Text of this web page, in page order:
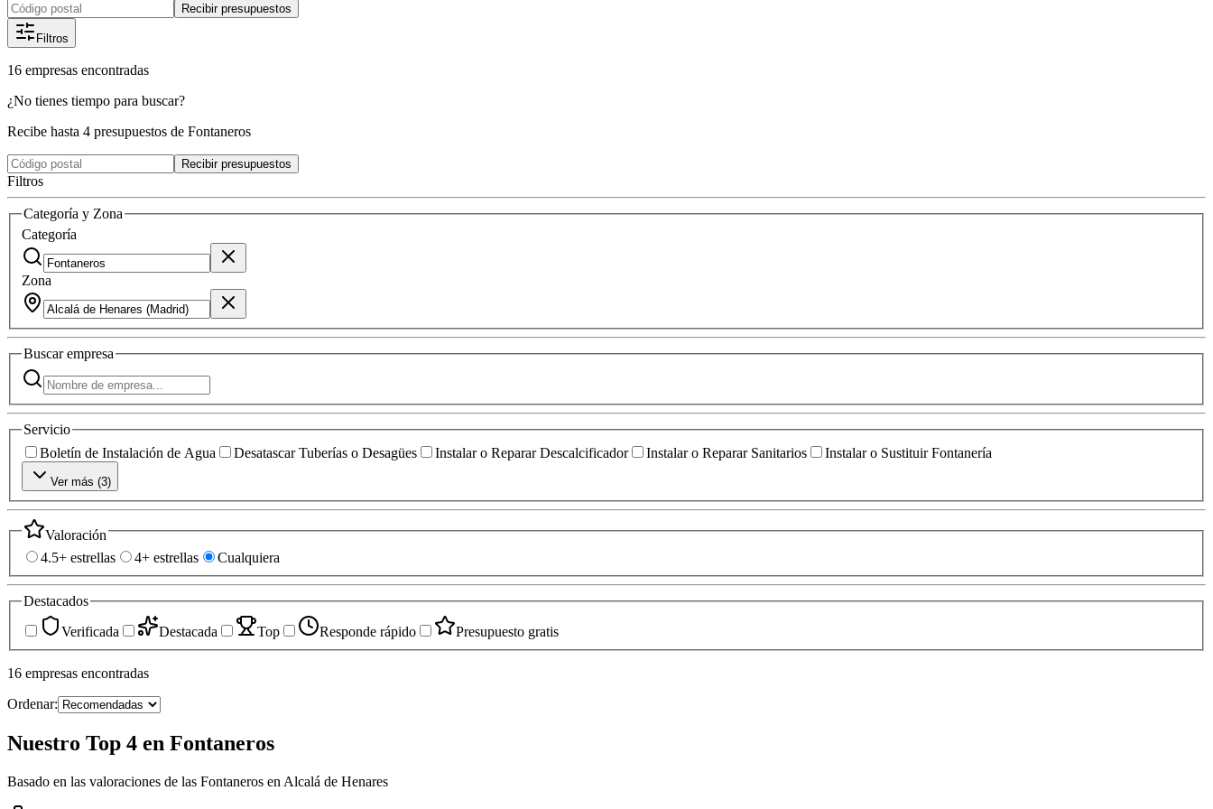
Recibir presupuestos
Filtros
16 empresas encontradas
¿No tienes tiempo para buscar?
Recibe hasta 4 presupuestos de Fontaneros
Recibir presupuestos
Filtros
Categoría y Zona
Categoría
Zona
Buscarempresa
Servicio
Boletín de Instalación de Agua
Desatascar Tuberías o Desagües Instalar o Reparar Descalcificador Instalar o Reparar Sanitarios Instalar o Sustituir Fontanería
Ver más (3)
Valoración
4.5+ estrellas
4+ estrellas Cualquiera
Destacados
Verificada
Destacada Top Responde rápido Presupuesto gratis
16 empresas encontradas
Ordenar:
Nuestro Top 4 en Fontaneros
Basado en las valoraciones de las Fontaneros en Alcalá de Henares